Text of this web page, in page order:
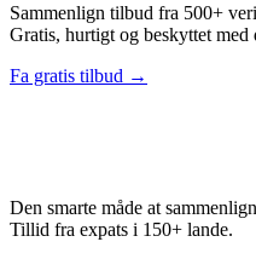
Sammenlign tilbud fra 500+
Gratis, hurtigt og beskyttet med
Fa gratis tilbud →
Den smarte måde at
Tillid fra expats i 150+ lande.